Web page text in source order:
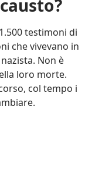
testimoni di
che vivevano in
Non è
loro morte.
col tempo i